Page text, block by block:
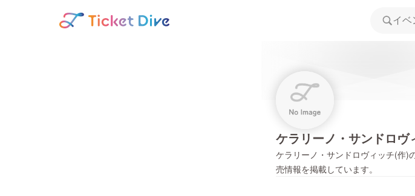
ケラリーノ・サンドロヴ
ケラリーノ・サンドロヴィッチ(作)
売情報を掲載しています。